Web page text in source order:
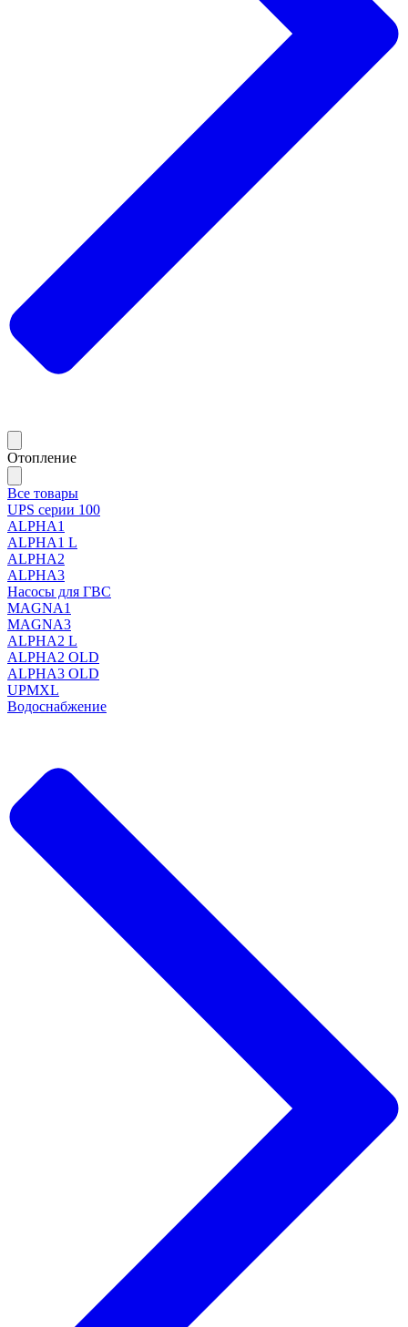
Отопление
Все товары
UPS серии 100
ALPHA1
ALPHA1 L
ALPHA2
ALPHA3
Насосы для ГВС
MAGNA1
MAGNA3
ALPHA2 L
ALPHA2 OLD
ALPHA3 OLD
UPMXL
Водоснабжение